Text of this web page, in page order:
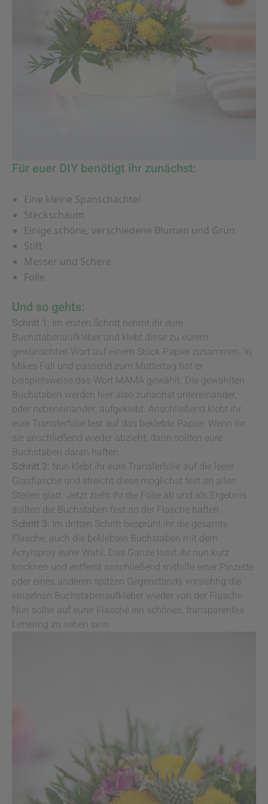
Für euer DIY benötigt ihr zunächst:
Eine kleine Spanschachtel
Steckschaum
Einige schöne, verschiedene Blumen und Grün
Stift
Messer und Schere
Folie
Und so gehts:
Schritt 1: Im ersten Schritt nehmt ihr eure
Buchstabenaufkleber und klebt diese zu eurem
gewünschten Wort auf einem Stück Papier zusammen. In
Mikes Fall und passend zum Muttertag hat er
beispielsweise das Wort MAMA gewählt. Die gewählten
Buchstaben werden hier also zunächst untereinander,
oder nebeneinander, aufgeklebt. Anschließend klebt ihr
eure Transferfolie fest auf das beklebte Papier. Wenn ihr
sie anschließend wieder abzieht, dann sollten eure
Buchstaben daran haften.
Schritt 2: Nun klebt ihr eure Transferfolie auf die leere
Glasflasche und streicht diese möglichst fest an allen
Stellen glatt. Jetzt zieht ihr die Folie ab und als Ergebnis
sollten die Buchstaben fest an der Flasche haften.
Schritt 3: Im dritten Schritt besprüht ihr die gesamte
Flasche, auch die beklebten Buchstaben mit dem
Acrylspray eurer Wahl. Das Ganze lasst ihr nun kurz
trocknen und entfernt anschließend mithilfe einer Pinzette
oder eines anderen spitzen Gegenstands vorsichtig die
einzelnen Buchstabenaufkleber wieder von der Flasche.
Nun sollte auf eurer Flasche ein schönes, transparentes
Lettering zu sehen sein